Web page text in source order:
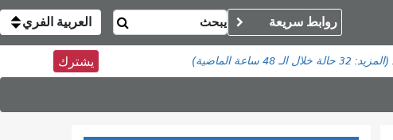
روابط سريعة العربية الفري
(المزيد: 32 حالة خلال الـ 48 ساعة الماضية) يشترك